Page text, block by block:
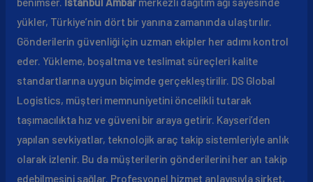
yükler, Türkiye’nin dört bir yanına zamanında ulaştırılır.
Gönderilerin güvenliği için uzman ekipler her adımı kontrol
eder. Yükleme, boşaltma ve teslimat süreçleri kalite
standartlarına uygun biçimde gerçekleştirilir. DS Global
Logistics, müşteri memnuniyetini öncelikli tutarak
taşımacılıkta hız ve güveni bir araya getirir. Kayseri’den
yapılan sevkiyatlar, teknolojik araç takip sistemleriyle anlık
olarak izlenir. Bu da müşterilerin gönderilerini her an takip
edebilmesini sağlar. Profesyonel hizmet anlayışıyla şirket,